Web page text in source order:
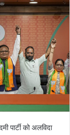
को अलविदा